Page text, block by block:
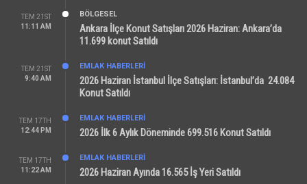
TEM 21ST
11:11 AM
BÖLGESEL
Ankara İlçe Konut Satışları 2026 Haziran: Ankara’da
11.699 konut Satıldı
TEM 21ST
9:40 AM
EMLAK HABERLERI
2026 Haziran İstanbul İlçe Satışları: İstanbul’da 24.084
Konut Satıldı
TEM 17TH
12:44 PM
EMLAK HABERLERI
2026 İlk 6 Aylık Döneminde 699.516 Konut Satıldı
TEM 17TH
11:22 AM
EMLAK HABERLERI
2026 Haziran Ayında 16.565 İş Yeri Satıldı